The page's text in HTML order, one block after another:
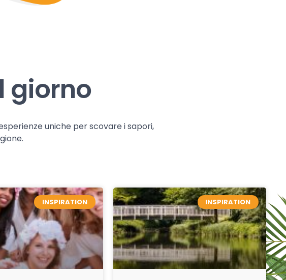
giorno
uniche per scovare i sapori,
INSPIRATION INSPIRATION